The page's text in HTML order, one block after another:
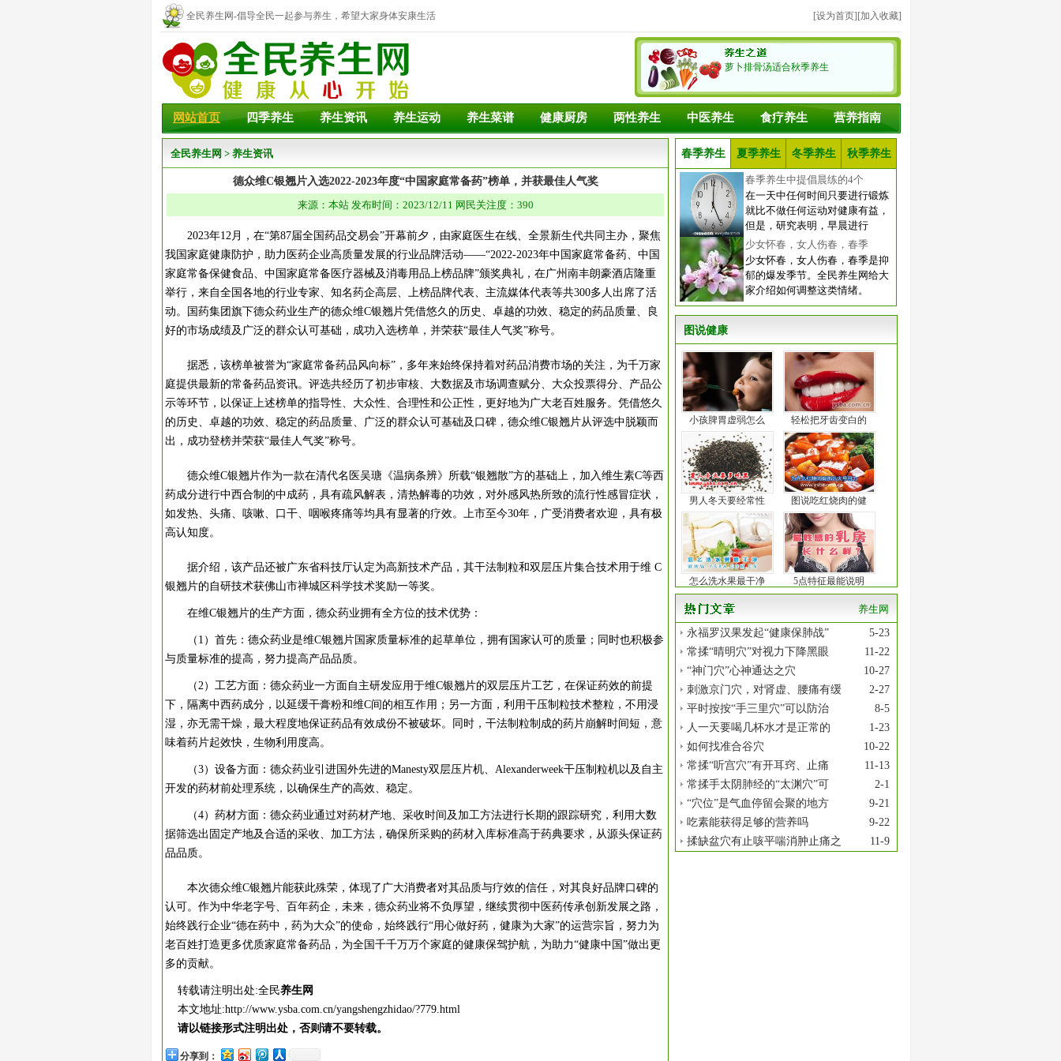
全民养生网-倡导全民一起参与养生，希望大家身体安康生活
幸福！
[设为首页][加入收藏]
萝卜排骨汤适合秋季养生
网站首页 四季养生 养生资讯 养生运动 养生菜谱 健康厨房 两性养生 中医养生 食疗养生 营养指南
全民养生网 > 养生资讯
德众维C银翘片入选2022-2023年度“中国家庭常备药”榜单，并获最佳人气奖
来源：本站 发布时间：2023/12/11 网民关注度：390
2023年12月，在“第87届全国药品交易会”开幕前夕，由家庭医生在线、全景新生代共同主办，聚焦
我国家庭健康防护，助力医药企业高质量发展的行业品牌活动——“2022-2023年中国家庭常备药、中国
家庭常备保健食品、中国家庭常备医疗器械及消毒用品上榜品牌”颁奖典礼，在广州南丰朗豪酒店隆重
举行，来自全国各地的行业专家、知名药企高层、上榜品牌代表、主流媒体代表等共300多人出席了活
动。国药集团旗下德众药业生产的德众维C银翘片凭借悠久的历史、卓越的功效、稳定的药品质量、良
好的市场成绩及广泛的群众认可基础，成功入选榜单，并荣获“最佳人气奖”称号。
据悉，该榜单被誉为“家庭常备药品风向标”，多年来始终保持着对药品消费市场的关注，为千万家
庭提供最新的常备药品资讯。评选共经历了初步审核、大数据及市场调查赋分、大众投票得分、产品公
示等环节，以保证上述榜单的指导性、大众性、合理性和公正性，更好地为广大老百姓服务。凭借悠久
的历史、卓越的功效、稳定的药品质量、广泛的群众认可基础及口碑，德众维C银翘片从评选中脱颖而
出，成功登榜并荣获“最佳人气奖”称号。
德众维C银翘片作为一款在清代名医吴瑭《温病条辨》所载“银翘散”方的基础上，加入维生素C等西
药成分进行中西合制的中成药，具有疏风解表，清热解毒的功效，对外感风热所致的流行性感冒症状，
如发热、头痛、咳嗽、口干、咽喉疼痛等均具有显著的疗效。上市至今30年，广受消费者欢迎，具有极
高认知度。
据介绍，该产品还被广东省科技厅认定为高新技术产品，其干法制粒和双层压片集合技术用于维 C
银翘片的自研技术获佛山市禅城区科学技术奖励一等奖。
在维C银翘片的生产方面，德众药业拥有全方位的技术优势：
（1）首先：德众药业是维C银翘片国家质量标准的起草单位，拥有国家认可的质量；同时也积极参
与质量标准的提高，努力提高产品品质。
（2）工艺方面：德众药业一方面自主研发应用于维C银翘片的双层压片工艺，在保证药效的前提
下，隔离中西药成分，以延缓干膏粉和维C间的相互作用；另一方面，利用干压制粒技术整粒，不用浸
湿，亦无需干燥，最大程度地保证药品有效成份不被破坏。同时，干法制粒制成的药片崩解时间短，意
味着药片起效快，生物利用度高。
（3）设备方面：德众药业引进国外先进的Manesty双层压片机、Alexanderweek干压制粒机以及自主
开发的药材前处理系统，以确保生产的高效、稳定。
（4）药材方面：德众药业通过对药材产地、采收时间及加工方法进行长期的跟踪研究，利用大数
据筛选出固定产地及合适的采收、加工方法，确保所采购的药材入库标准高于药典要求，从源头保证药
品品质。
本次德众维C银翘片能获此殊荣，体现了广大消费者对其品质与疗效的信任，对其良好品牌口碑的
认可。作为中华老字号、百年药企，未来，德众药业将不负厚望，继续贯彻中医药传承创新发展之路，
始终践行企业“德在药中，药为大众”的使命，始终践行“用心做好药，健康为大家”的运营宗旨，努力为
老百姓打造更多优质家庭常备药品，为全国千千万万个家庭的健康保驾护航，为助力“健康中国”做出更
多的贡献。
转载请注明出处:全民养生网
本文地址:http://www.ysba.com.cn/yangshengzhidao/?779.html
请以链接形式注明出处，否则请不要转载。
分享到：
春季养生 夏季养生 冬季养生 秋季养生
春季养生中提倡晨练的4个
在一天中任何时间只要进行锻炼
就比不做任何运动对健康有益，
但是，研究表明，早晨进行
少女怀春，女人伤春，春季
少女怀春，女人伤春，春季是抑
郁的爆发季节。全民养生网给大
家介绍如何调整这类情绪。
图说健康
小孩脾胃虚弱怎么 轻松把牙齿变白的
男人冬天要经常性 图说吃红烧肉的健
怎么洗水果最干净 5点特征最能说明
养生网
5-23
永福罗汉果发起“健康保肺战”
11-22
常揉“晴明穴”对视力下降黑眼
10-27
“神门穴”心神通达之穴
2-27
刺激京门穴，对肾虚、腰痛有缓
8-5
平时按按“手三里穴”可以防治
1-23
人一天要喝几杯水才是正常的
10-22
如何找准合谷穴
11-13
常揉“听宫穴”有开耳窍、止痛
2-1
常揉手太阴肺经的“太渊穴”可
9-21
“穴位”是气血停留会聚的地方
9-22
吃素能获得足够的营养吗
11-9
揉缺盆穴有止咳平喘消肿止痛之